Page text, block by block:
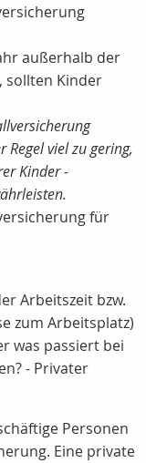
außerhalb der
sollten Kinder
viel zu gering,
Kinder -
für
Arbeitszeit bzw.
zum Arbeitsplatz)
was passiert bei
- Privater
Personen
Eine private